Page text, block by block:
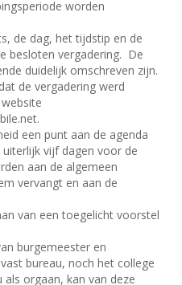
worden
de dag, het tijdstip en de
besloten vergadering. De
duidelijk omschreven zijn.
de vergadering werd
een punt aan de agenda
vijf dagen voor de
aan de algemeen
vervangt en aan de
van een toegelicht voorstel
burgemeester en
bureau, noch het college
orgaan, kan van deze